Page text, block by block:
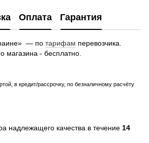
Оплата Гарантия
— по тарифам перевозчика.
магазина - бесплатно.
в кредит/рассрочку, по безналичному расчёту
надлежащего качества в течение 14